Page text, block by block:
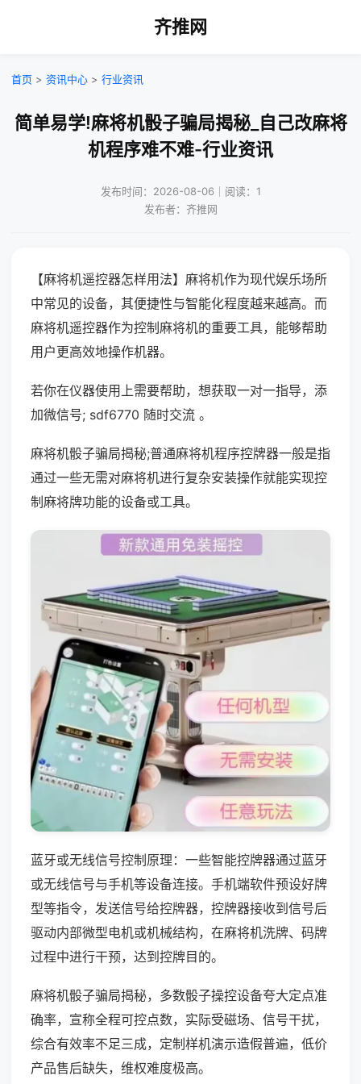
齐推网
首页 > 资讯中心 > 行业资讯
简单易学!麻将机骰子骗局揭秘_自己改麻将
机程序难不难-行业资讯
发布时间：2026-08-06｜阅读：1
发布者：齐推网
【麻将机遥控器怎样用法】麻将机作为现代娱乐场所
中常见的设备，其便捷性与智能化程度越来越高。而
麻将机遥控器作为控制麻将机的重要工具，能够帮助
用户更高效地操作机器。
若你在仪器使用上需要帮助，想获取一对一指导，添
加微信号; sdf6770 随时交流 。
麻将机骰子骗局揭秘;普通麻将机程序控牌器一般是指
通过一些无需对麻将机进行复杂安装操作就能实现控
制麻将牌功能的设备或工具。
蓝牙或无线信号控制原理：一些智能控牌器通过蓝牙
或无线信号与手机等设备连接。手机端软件预设好牌
型等指令，发送信号给控牌器，控牌器接收到信号后
驱动内部微型电机或机械结构，在麻将机洗牌、码牌
过程中进行干预，达到控牌目的。
麻将机骰子骗局揭秘，多数骰子操控设备夸大定点准
确率，宣称全程可控点数，实际受磁场、信号干扰，
综合有效率不足三成，定制样机演示造假普遍，低价
产品售后缺失，维权难度极高。